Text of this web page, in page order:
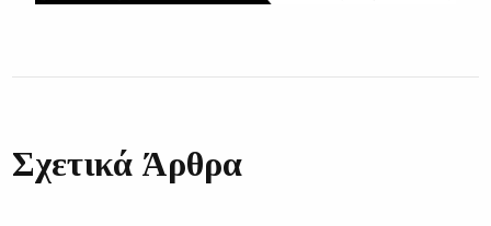
Σχετικά Άρθρα